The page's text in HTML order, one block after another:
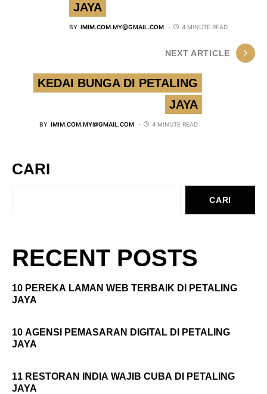
JAYA
BY IMIM.COM.MY@GMAIL.COM 4 MINUTE READ
NEXT ARTICLE
KEDAI BUNGA DI PETALING
JAYA
BY IMIM.COM.MY@GMAIL.COM 4 MINUTE READ
CARI
CARI
RECENT POSTS
10 PEREKA LAMAN WEB TERBAIK DI PETALING
JAYA
10 AGENSI PEMASARAN DIGITAL DI PETALING
JAYA
11 RESTORAN INDIA WAJIB CUBA DI PETALING
JAYA